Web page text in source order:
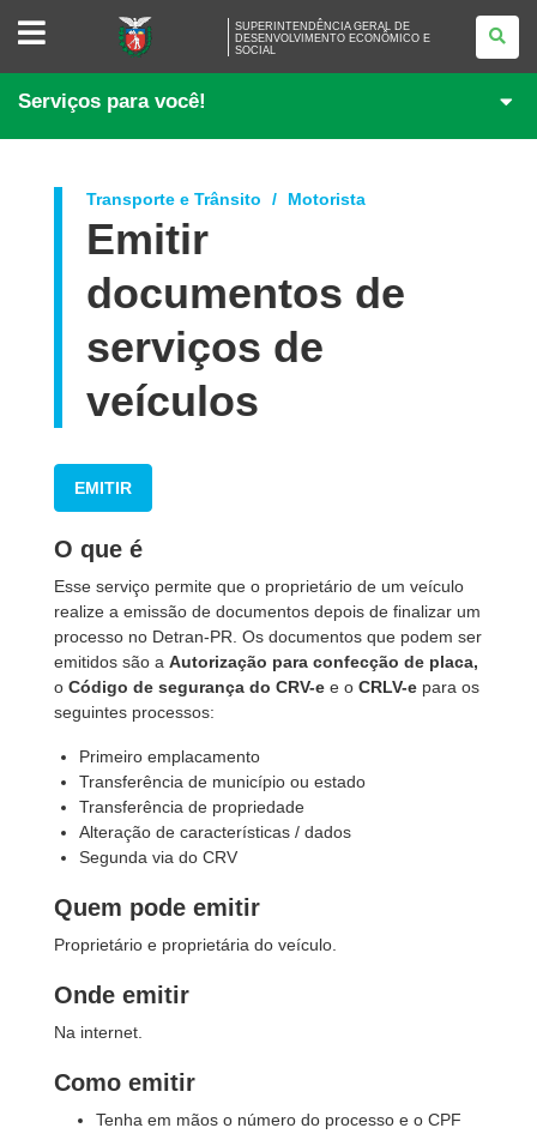
SUPERINTENDÊNCIA
DESENVOLVIMENTO
ECONÔMICO
E
SUPERINTENDÊNCIA GERAL DE
DESENVOLVIMENTO ECONÔMICO E
SOCIAL
Serviços para você!
Transporte e Trânsito Motorista
Emitir
documentos de
serviços de
veículos
EMITIR
O que é
Esse serviço permite que o proprietário de um veículo
realize a emissão de documentos depois de finalizar um
processo no Detran-PR. Os documentos que podem ser
emitidos são a Autorização para confecção de placa,
o Código de segurança do CRV-e e o CRLV-e para os
seguintes processos:
Primeiro emplacamento
Transferência de município ou estado
Transferência de propriedade
Alteração de características / dados
Segunda via do CRV
Quem pode emitir
Proprietário e proprietária do veículo.
Onde emitir
Na internet.
Como emitir
Tenha em mãos o número do processo e o CPF